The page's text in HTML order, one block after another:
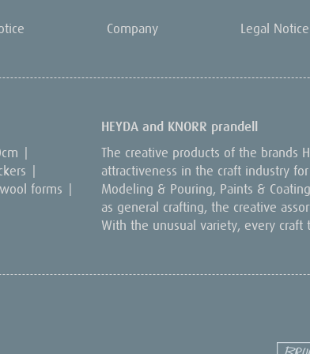
Company Legal Notice
forms
HEYDA and KNORR prandell
The creative products of the brands
attractiveness in the craft industry
Modeling & Pouring, Paints &
as general crafting, the creative
With the unusual variety, every